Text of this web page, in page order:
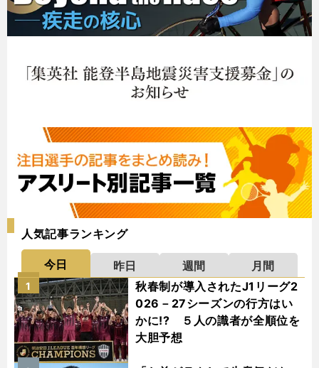
人気記事ランキング
今日 昨日 週間
月間
秋春制が導入されたJ1リーグ2
026－27シーズンの行方はい
かに!? ５人の識者が全順位を
大胆予想
1